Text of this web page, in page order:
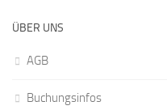
ÜBER UNS
AGB
Buchungsinfos